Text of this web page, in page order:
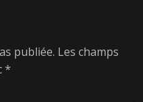
publiée. Les champs
*